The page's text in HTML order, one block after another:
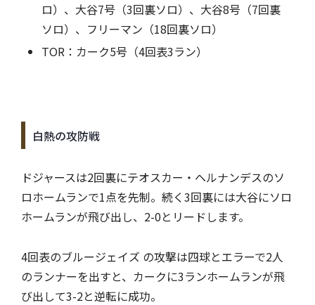
ロ）、大谷7号（3回裏ソロ）、大谷8号（7回裏
ソロ）、フリーマン（18回裏ソロ）
TOR：カーク5号（4回表3ラン）
白熱の攻防戦
ドジャースは2回裏にテオスカー・ヘルナンデスのソ
ロホームランで1点を先制。続く3回裏には大谷にソロ
ホームランが飛び出し、2-0とリードします。
4回表のブルージェイズ の攻撃は四球とエラーで2人
のランナーを出すと、カークに3ランホームランが飛
び出して3-2と逆転に成功。